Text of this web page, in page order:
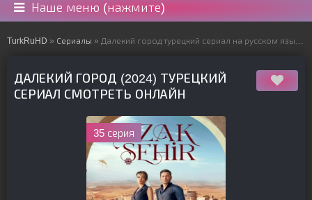
Наше меню (нажмите)
TurkRuHD » Сериалы » Далекий город турецкий сериал на русском языке все серии смотреть онлайн бесплатно подряд
ДАЛЕКИЙ ГОРОД (2024) ТУРЕЦКИЙ
СЕРИАЛ СМОТРЕТЬ ОНЛАЙН
35 серия